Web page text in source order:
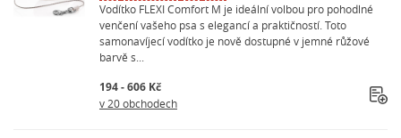
Vodítko FLEXI Comfort M je ideální volbou pro pohodlné
venčení vašeho psa s elegancí a praktičností. Toto
samonavíjecí vodítko je nově dostupné v jemné růžové
barvě s...
194 - 606 Kč
v 20 obchodech